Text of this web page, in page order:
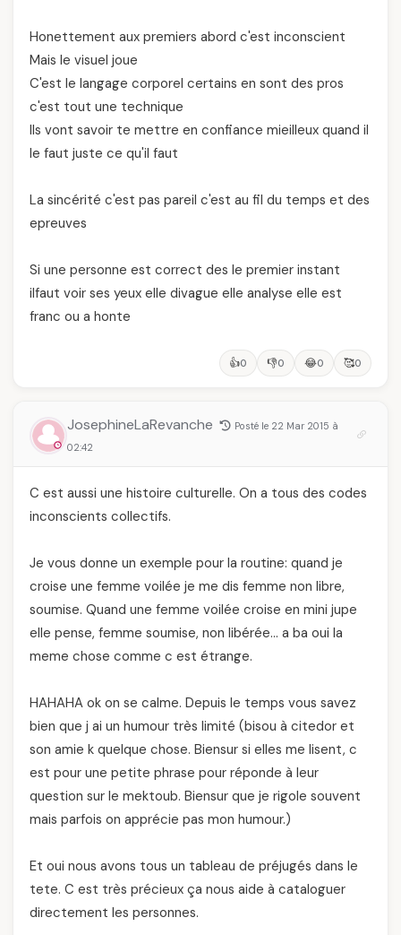
Honettement aux premiers abord c'est inconscient
Mais le visuel joue
C'est le langage corporel certains en sont des pros
c'est tout une technique
Ils vont savoir te mettre en confiance mieilleux quand il
le faut juste ce qu'il faut
La sincérité c'est pas pareil c'est au fil du temps et des
epreuves
Si une personne est correct des le premier instant
ilfaut voir ses yeux elle divague elle analyse elle est
franc ou a honte
👍0 👎0 😂0 🥰0
JosephineLaRevanche
Posté le 22 Mar 2015 à
02:42
C est aussi une histoire culturelle. On a tous des codes
inconscients collectifs.
Je vous donne un exemple pour la routine: quand je
croise une femme voilée je me dis femme non libre,
soumise. Quand une femme voilée croise en mini jupe
elle pense, femme soumise, non libérée… a ba oui la
meme chose comme c est étrange.
HAHAHA ok on se calme. Depuis le temps vous savez
bien que j ai un humour très limité (bisou à citedor et
son amie k quelque chose. Biensur si elles me lisent, c
est pour une petite phrase pour réponde à leur
question sur le mektoub. Biensur que je rigole souvent
mais parfois on apprécie pas mon humour.)
Et oui nous avons tous un tableau de préjugés dans le
tete. C est très précieux ça nous aide à cataloguer
directement les personnes.